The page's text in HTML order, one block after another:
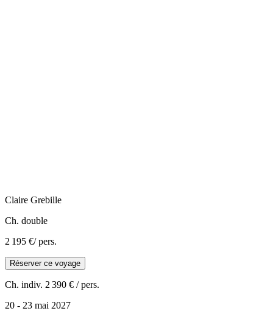
Claire Grebille
Ch. double
2 195 €/ pers.
Réserver ce voyage
Ch. indiv. 2 390 € / pers.
20 - 23 mai 2027